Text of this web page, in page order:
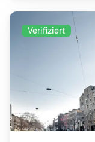
Verifiziert